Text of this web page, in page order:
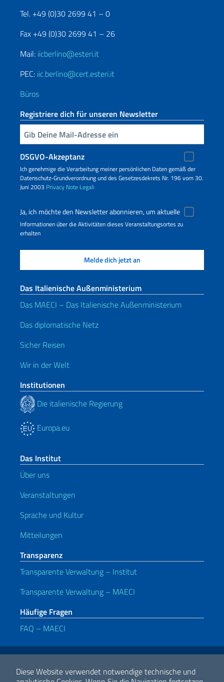
Diese Website verwendet notwendige technische und
Tel. +49 (0)30 2699 41 – 0
Fax +49 (0)30 2699 41 – 26
Mail: iicberlino@esteri.it
PEC: iic.berlino@cert.esteri.it
Büros
Registriere dich für unseren Newsletter
Geben Sie Ihre E-Mail ein
DSGVO-Akzeptanz
Ich genehmige die Verarbeitung meiner persönlichen Daten gemäß der
Datenschutz-Grundverordnung und des Gesetzesdekrets Nr. 196 vom 30.
Juni 2003 Privacy Note Legali
Ja, ich möchte den Newsletter abonnieren, um aktuelle
Informationen über die Aktivitäten dieses Veranstaltungsortes zu
erhalten
Das Italienische Außenministerium
Das MAECI – Das Italienische Außenministerium
Das diplomatische Netz
Sicher Reisen
Wir in der Welt
Institutionen
Die italienische Regierung
Europa.eu
Das Institut
Über uns
Veranstaltungen
Sprache und Kultur
Mitteilungen
Transparenz
Transparente Verwaltung – Institut
Transparente Verwaltung – MAECI
Häufige Fragen
FAQ – MAECI
Nützliche Links